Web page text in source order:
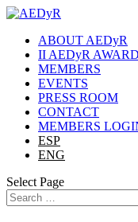
ABOUT AEDyR
II AEDyR
MEMBERS
EVENTS
PRESS ROOM
CONTACT
MEMBERS
ESP
ENG
Select Page